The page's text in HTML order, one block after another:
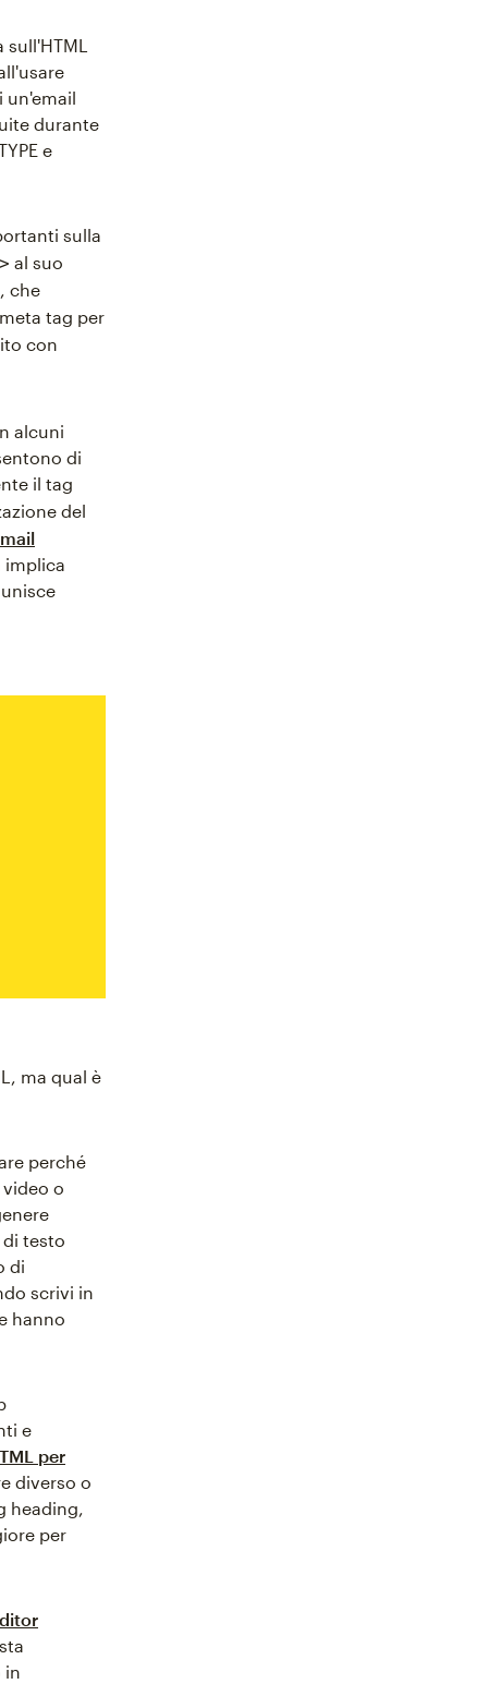
un'email
durante
e
sulla
al suo
che
tag per
con
alcuni
di
il tag
del
implica
ma qual è
perché
o
di testo
di
scrivi in
hanno
e
per
diverso o
heading,
per
in